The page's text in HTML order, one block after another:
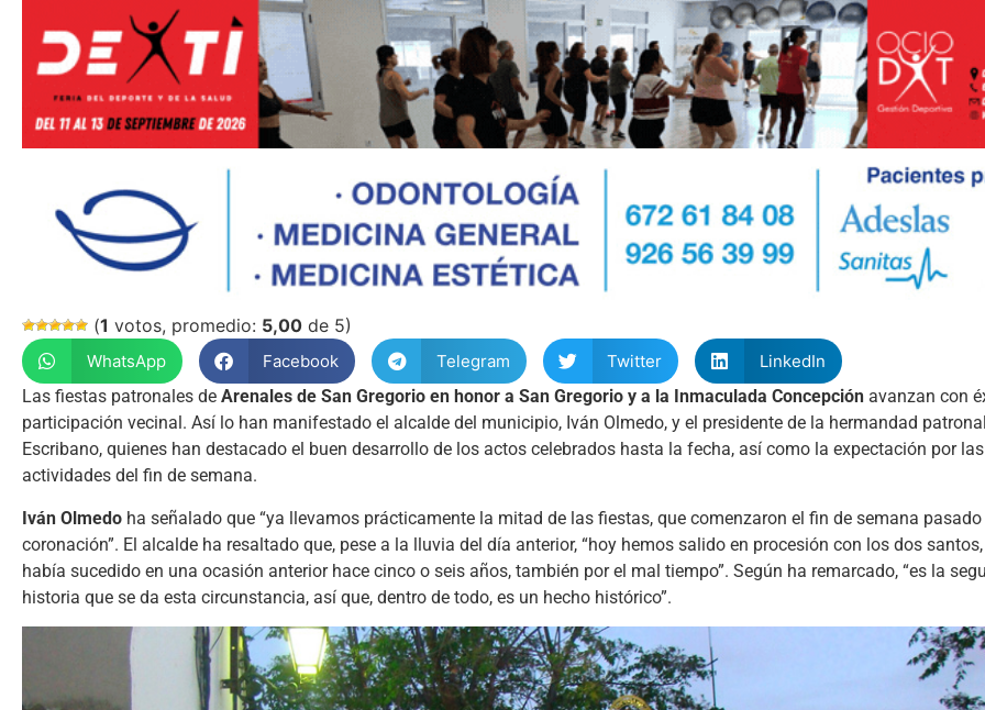
(1 votos, promedio: 5,00 de 5)
WhatsApp Facebook Telegram Twitter
LinkedIn
Las fiestas patronales de Arenales de San Gregorio en honor a San Gregorio y a la Inmaculada Concepción avanzan con
participación vecinal. Así lo han manifestado el alcalde del municipio, Iván Olmedo, y el presidente de la hermandad
Escribano, quienes han destacado el buen desarrollo de los actos celebrados hasta la fecha, así como la expectación por
actividades del fin de semana.
Iván Olmedo ha señalado que “ya llevamos prácticamente la mitad de las fiestas, que comenzaron el fin de semana
coronación”. El alcalde ha resaltado que, pese a la lluvia del día anterior, “hoy hemos salido en procesión con los dos
había sucedido en una ocasión anterior hace cinco o seis años, también por el mal tiempo”. Según ha remarcado, “es la
historia que se da esta circunstancia, así que, dentro de todo, es un hecho histórico”.